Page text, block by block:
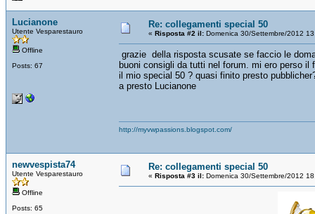
Lucianone
Utente Vesparestauro
Offline
Posts: 67
Re: collegamenti special 50
« Risposta #2 il: Domenica 30/Settembre/2012
grazie della risposta scusate se faccio le
buoni consigli da tutti nel forum. mi ero perso
il mio special 50 ? quasi finito presto
a presto Lucianone
http://myvwpassions.blogspot.com/
newvespista74
Utente Vesparestauro
Offline
Posts: 65
Re: collegamenti special 50
« Risposta #3 il: Domenica 30/Settembre/2012